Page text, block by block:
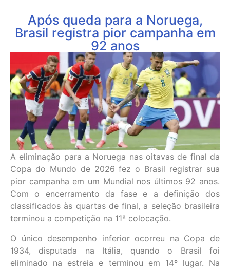
Após queda para a Noruega,
Brasil registra pior campanha em
92 anos
A eliminação para a Noruega nas oitavas de final da
Copa do Mundo de 2026 fez o Brasil registrar sua
pior campanha em um Mundial nos últimos 92 anos.
Com o encerramento da fase e a definição dos
classificados às quartas de final, a seleção brasileira
terminou a competição na 11ª colocação.
O único desempenho inferior ocorreu na Copa de
1934, disputada na Itália, quando o Brasil foi
eliminado na estreia e terminou em 14º lugar. Na